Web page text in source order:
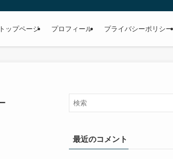
トップページ プロフィール プライバシーポリシー
最近のコメント